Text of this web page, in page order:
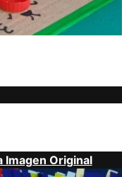
Imagen Original